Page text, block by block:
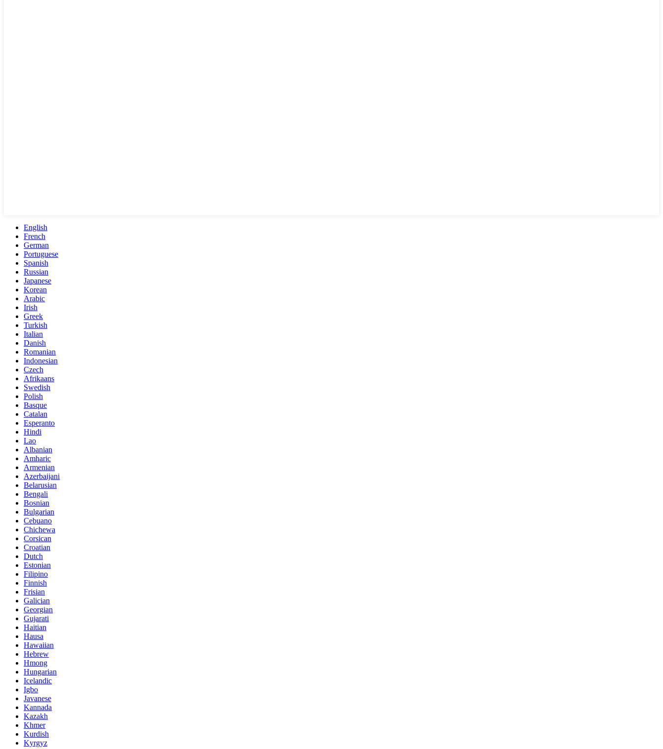
English
French
German
Portuguese
Spanish
Russian
Japanese
Korean
Arabic
Irish
Greek
Turkish
Italian
Danish
Romanian
Indonesian
Czech
Afrikaans
Swedish
Polish
Basque
Catalan
Esperanto
Hindi
Lao
Albanian
Amharic
Armenian
Azerbaijani
Belarusian
Bengali
Bosnian
Bulgarian
Cebuano
Chichewa
Corsican
Croatian
Dutch
Estonian
Filipino
Finnish
Frisian
Galician
Georgian
Gujarati
Haitian
Hausa
Hawaiian
Hebrew
Hmong
Hungarian
Icelandic
Igbo
Javanese
Kannada
Kazakh
Khmer
Kurdish
Kyrgyz